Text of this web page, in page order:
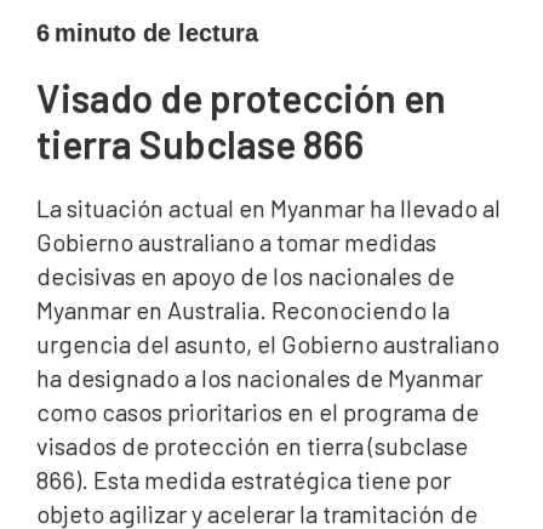
6 minuto de lectura
Visado de protección en
tierra Subclase 866
La situación actual en Myanmar ha llevado al
Gobierno australiano a tomar medidas
decisivas en apoyo de los nacionales de
Myanmar en Australia. Reconociendo la
urgencia del asunto, el Gobierno australiano
ha designado a los nacionales de Myanmar
como casos prioritarios en el programa de
visados de protección en tierra (subclase
866). Esta medida estratégica tiene por
objeto agilizar y acelerar la tramitación de